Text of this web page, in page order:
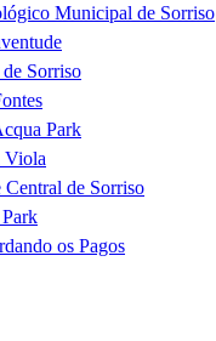
Municipal de Sorriso
Sorriso
Park
Viola
Central de Sorriso
os Pagos